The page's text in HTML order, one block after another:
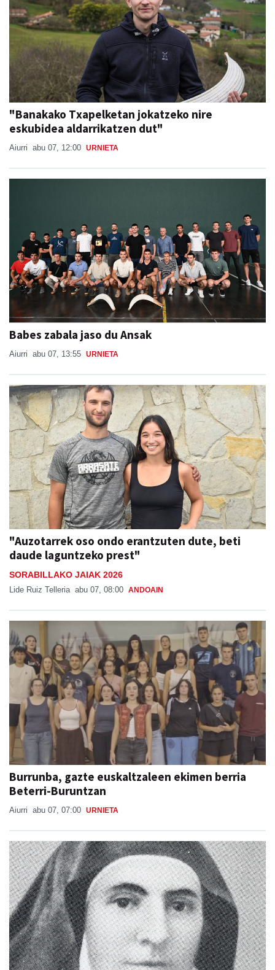
"Banakako Txapelketan jokatzeko nire
eskubidea aldarrikatzen dut"
Aiurri abu 07, 12:00 URNIETA
Babes zabala jaso du Ansak
Aiurri abu 07, 13:55 URNIETA
"Auzotarrek oso ondo erantzuten dute, beti
daude laguntzeko prest"
SORABILLAKO JAIAK 2026
Lide Ruiz Telleria abu 07, 08:00 ANDOAIN
Burrunba, gazte euskaltzaleen ekimen berria
Beterri-Buruntzan
Aiurri abu 07, 07:00 URNIETA